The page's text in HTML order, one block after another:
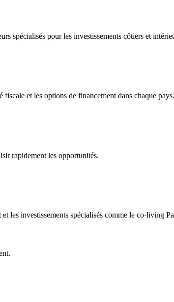
spécialisés pour les investissements côtiers et
et les options de financement dans chaque pays.
rapidement les opportunités.
les investissements spécialisés comme le co-living